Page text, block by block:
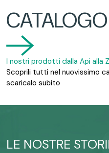
CATALOGO
I nostri prodotti dalla Api alla
Scoprili tutti nel nuovissimo
scaricalo subito
LE NOSTRE